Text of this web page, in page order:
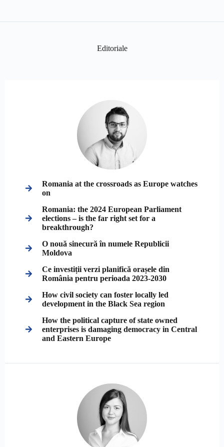
Editoriale
Romania at the crossroads as Europe watches
on
Romania: the 2024 European Parliament
elections – is the far right set for a
breakthrough?
O nouă sinecură în numele Republicii
Moldova
Ce investiții verzi planifică orașele din
România pentru perioada 2023-2030
How civil society can foster locally led
development in the Black Sea region
How the political capture of state owned
enterprises is damaging democracy in Central
and Eastern Europe